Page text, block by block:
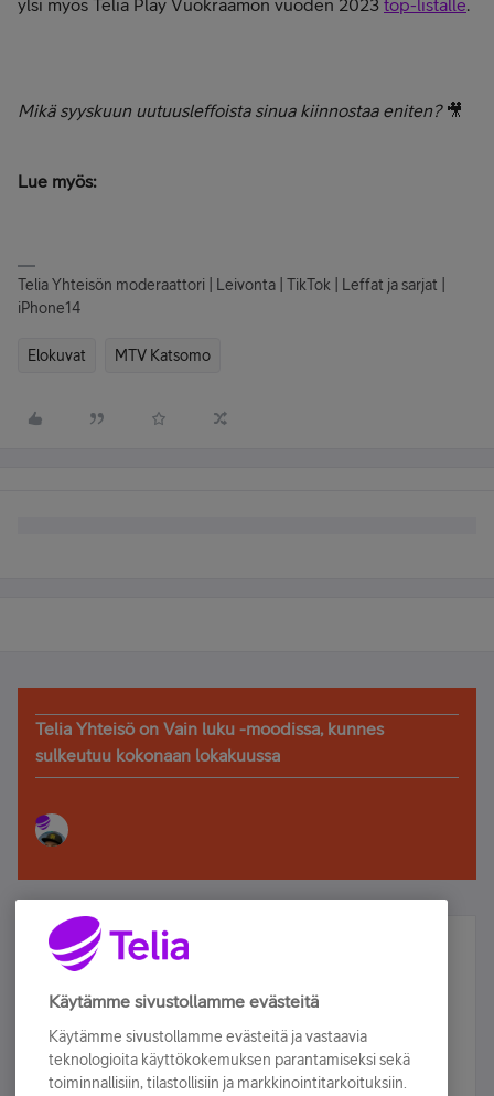
ylsi myös Telia Play Vuokraamon vuoden 2023 top-listalle.
Mikä syyskuun uutuusleffoista sinua kiinnostaa eniten? 🎥
Lue myös:
Telia Yhteisön moderaattori | Leivonta | TikTok | Leffat ja sarjat |
iPhone14
Elokuvat MTV Katsomo
Telia Yhteisö on Vain luku -moodissa, kunnes
sulkeutuu kokonaan lokakuussa
Älä jää paitsi – osallistu ja voita!
Tilaa Telian uutiskirje ja olet mukana arvonnassa.
sähköpostiisi.
Käytämme sivustollamme evästeitä
Käytämme sivustollamme evästeitä ja vastaavia
teknologioita käyttökokemuksen parantamiseksi sekä
toiminnallisiin, tilastollisiin ja markkinointitarkoituksiin.